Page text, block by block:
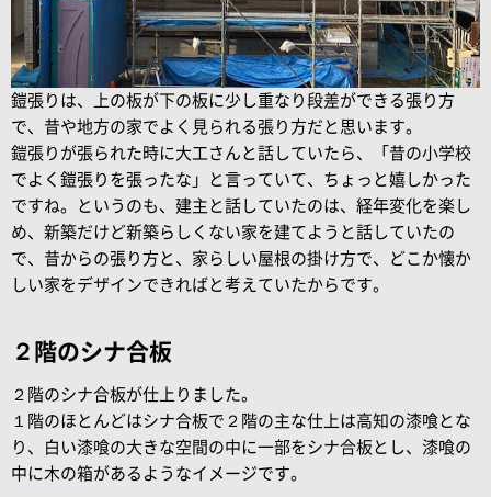
鎧張りは、上の板が下の板に少し重なり段差ができる張り方
で、昔や地方の家でよく見られる張り方だと思います。
鎧張りが張られた時に大工さんと話していたら、「昔の小学校
でよく鎧張りを張ったな」と言っていて、ちょっと嬉しかった
ですね。というのも、建主と話していたのは、経年変化を楽し
め、新築だけど新築らしくない家を建てようと話していたの
で、昔からの張り方と、家らしい屋根の掛け方で、どこか懐か
しい家をデザインできればと考えていたからです。
２階のシナ合板
２階のシナ合板が仕上りました。
１階のほとんどはシナ合板で２階の主な仕上は高知の漆喰とな
り、白い漆喰の大きな空間の中に一部をシナ合板とし、漆喰の
中に木の箱があるようなイメージです。